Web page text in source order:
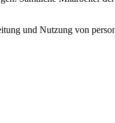
und Nutzung von